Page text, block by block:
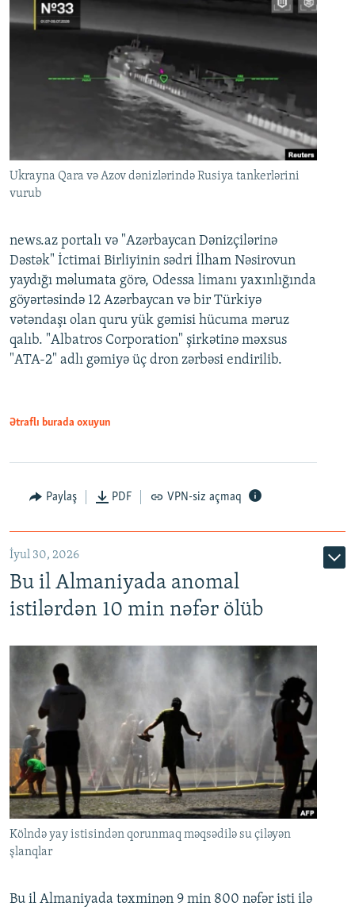
Ukrayna Qara və Azov dənizlərində Rusiya tankerlərini
vurub
news.az portalı və "Azərbaycan Dənizçilərinə
Dəstək" İctimai Birliyinin sədri İlham Nəsirovun
yaydığı məlumata görə, Odessa limanı yaxınlığında
göyərtəsində 12 Azərbaycan və bir Türkiyə
vətəndaşı olan quru yük gəmisi hücuma məruz
qalıb. "Albatros Corporation" şirkətinə məxsus
"ATA-2" adlı gəmiyə üç dron zərbəsi endirilib.
Ətraflı burada oxuyun
Paylaş PDF VPN-siz açmaq
İyul 30, 2026
Bu il Almaniyada anomal
istilərdən 10 min nəfər ölüb
Kölndə yay istisindən qorunmaq məqsədilə su çiləyən
şlanqlar
Bu il Almaniyada təxminən 9 min 800 nəfər isti ilə